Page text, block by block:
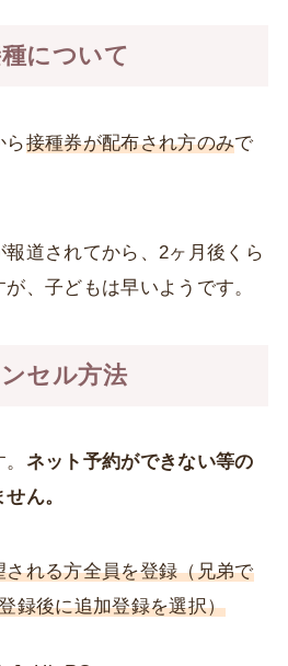
について
ら接種券が配布され方のみで
報道されてから、2ヶ月後くら
、子どもは早いようです。
セル方法
ネット予約ができない等の
ん。
される方全員を登録（兄弟で
録後に追加登録を選択）